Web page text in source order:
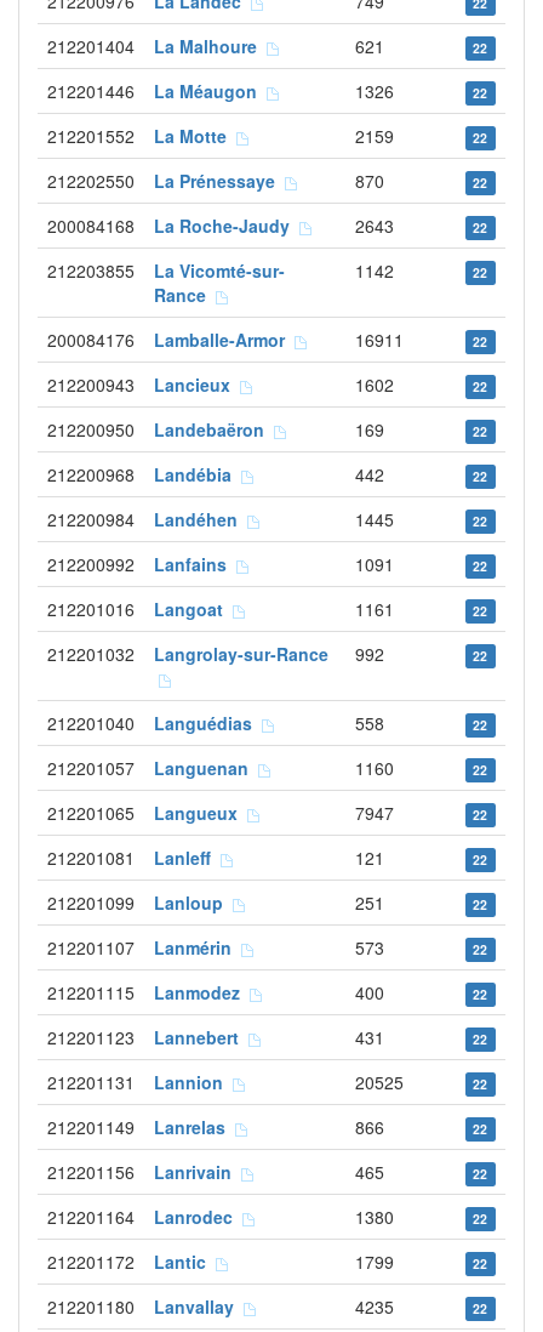
212201404 La Malhoure 621 22
212201446 La Méaugon 1326 22
212201552 La Motte 2159 22
212202550 La Prénessaye 870 22
200084168 La Roche-Jaudy 2643 22
212203855
La Vicomté-sur-
Rance
1142 22
200084176 Lamballe-Armor 16911 22
212200943 Lancieux 1602 22
212200950 Landebaëron 169 22
212200968 Landébia 442 22
212200984 Landéhen 1445 22
212200992 Lanfains 1091 22
212201016 Langoat 1161 22
212201032 Langrolay-sur-Rance 992 22
212201040 Languédias 558 22
212201057 Languenan 1160 22
212201065 Langueux 7947 22
212201081 Lanleff 121 22
212201099 Lanloup 251 22
212201107 Lanmérin 573 22
212201115 Lanmodez 400 22
212201123 Lannebert 431 22
212201131 Lannion 20525 22
212201149 Lanrelas 866 22
212201156 Lanrivain 465 22
212201164 Lanrodec 1380 22
212201172 Lantic 1799 22
212201180 Lanvallay 4235 22